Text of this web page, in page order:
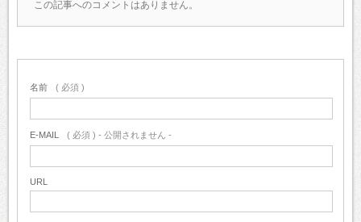
この記事へのコメントはありません。
名前 ( 必須 )
E-MAIL ( 必須 ) - 公開されません -
URL